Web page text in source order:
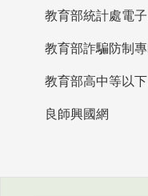
教育部詐騙防制
良師興國網